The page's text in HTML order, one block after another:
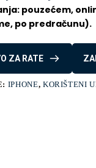
pouzećem,
po predračunu).
ZA RATE
IPHONE, KORIŠTENI